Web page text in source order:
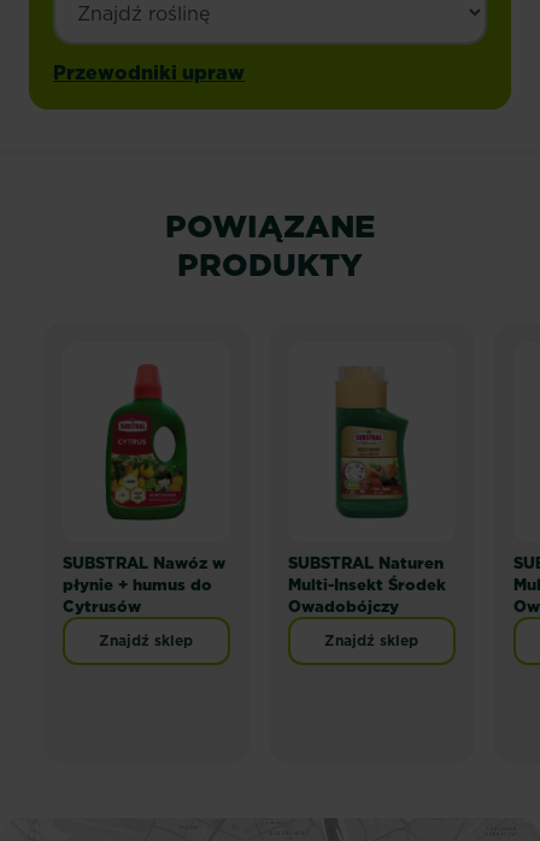
Przewodniki upraw
POWIĄZANE
PRODUKTY
SUBSTRAL Nawóz w
płynie + humus do
Cytrusów
Znajdź sklep
SUBSTRAL Naturen
Multi-Insekt Środek
Owadobójczy
Znajdź sklep